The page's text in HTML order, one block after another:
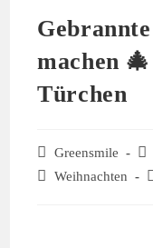
machen
Türchen
Beitrags-
Autor:
Greensmile
Beitrags-
Weihnachten